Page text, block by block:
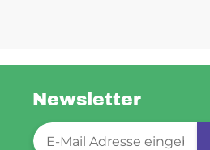
Newsletter
Newsletter-Registrierung